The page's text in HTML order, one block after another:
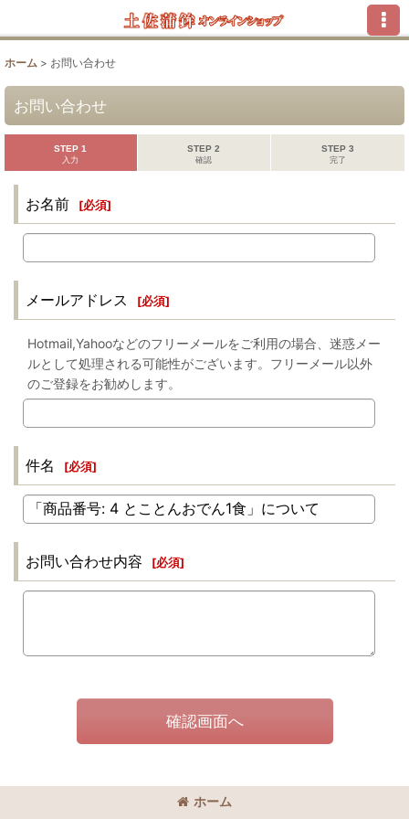
ホーム > お問い合わせ
お問い合わせ
STEP 1
入力
STEP 2
確認
STEP 3
完了
お名前 [必須]
メールアドレス [必須]
Hotmail,Yahooなどのフリーメールをご利用の場合、迷惑メー
ルとして処理される可能性がございます。フリーメール以外
のご登録をお勧めします。
件名 [必須]
お問い合わせ内容 [必須]
確認画面へ
ホーム